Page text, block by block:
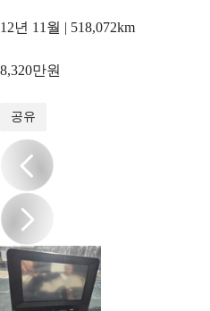
12년 11월 | 518,072km
8,320만원
공유
/16